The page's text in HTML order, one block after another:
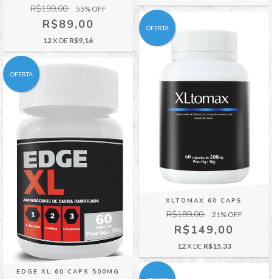
R$199,00 55% OFF
R$89,00
12X DE R$9,16
OFERTA
EDGE XL 60 CAPS 500MG
OFERTA
XLTOMAX 60 CAPS
R$189,00 21 % OFF
R$149,00
12X DE R$15,33